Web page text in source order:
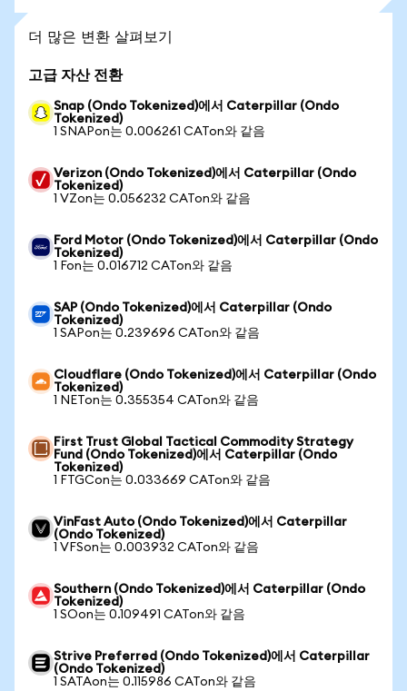
더 많은 변환 살펴보기
고급 자산 전환
Snap (Ondo Tokenized)에서 Caterpillar (Ondo
Tokenized)
1 SNAPon는 0.006261 CATon와 같음
Verizon (Ondo Tokenized)에서 Caterpillar (Ondo
Tokenized)
1 VZon는 0.056232 CATon와 같음
Ford Motor (Ondo Tokenized)에서 Caterpillar (Ondo
Tokenized)
1 Fon는 0.016712 CATon와 같음
SAP (Ondo Tokenized)에서 Caterpillar (Ondo
Tokenized)
1 SAPon는 0.239696 CATon와 같음
Cloudflare (Ondo Tokenized)에서 Caterpillar (Ondo
Tokenized)
1 NETon는 0.355354 CATon와 같음
First Trust Global Tactical Commodity Strategy
Fund (Ondo Tokenized)에서 Caterpillar (Ondo
Tokenized)
1 FTGCon는 0.033669 CATon와 같음
VinFast Auto (Ondo Tokenized)에서 Caterpillar
(Ondo Tokenized)
1 VFSon는 0.003932 CATon와 같음
Southern (Ondo Tokenized)에서 Caterpillar (Ondo
Tokenized)
1 SOon는 0.109491 CATon와 같음
Strive Preferred (Ondo Tokenized)에서 Caterpillar
(Ondo Tokenized)
1 SATAon는 0.115986 CATon와 같음